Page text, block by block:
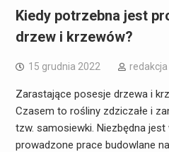
Kiedy potrzebna jest
drzew i krzewów?
15 grudnia 2022 redakcja
Zarastające posesje drzewa i
Czasem to rośliny zdziczałe i
tzw. samosiewki. Niezbędna
prowadzone prace budowlane